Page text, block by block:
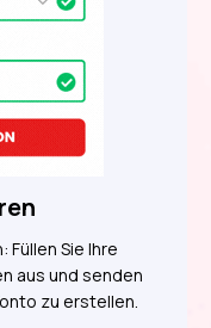
Sie Ihre
aus und senden
zu erstellen.